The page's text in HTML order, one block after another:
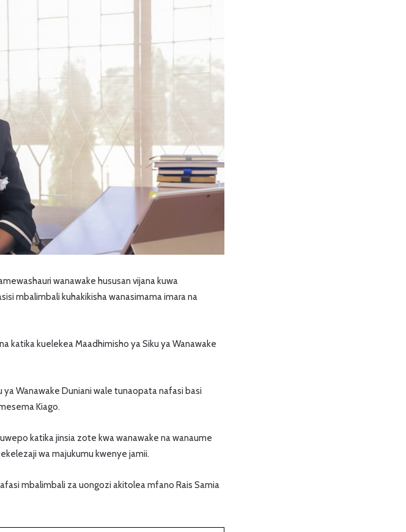
wanawake hususan vijana kuwa
mbalimbali kuhakikisha wanasimama imara na
katika kuelekea Maadhimisho ya Siku ya Wanawake
Wanawake Duniani wale tunaopata nafasi basi
Kiago.
katika jinsia zote kwa wanawake na wanaume
wa majukumu kwenye jamii.
mbalimbali za uongozi akitolea mfano Rais Samia